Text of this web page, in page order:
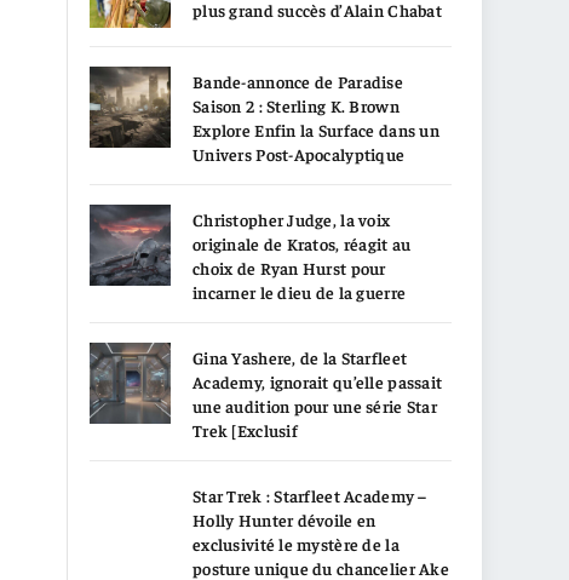
plus grand succès d’Alain Chabat
Bande-annonce de Paradise
Saison 2 : Sterling K. Brown
Explore Enfin la Surface dans un
Univers Post-Apocalyptique
Christopher Judge, la voix
originale de Kratos, réagit au
choix de Ryan Hurst pour
incarner le dieu de la guerre
Gina Yashere, de la Starfleet
Academy, ignorait qu’elle passait
une audition pour une série Star
Trek [Exclusif
Star Trek : Starfleet Academy –
Holly Hunter dévoile en
exclusivité le mystère de la
posture unique du chancelier Ake